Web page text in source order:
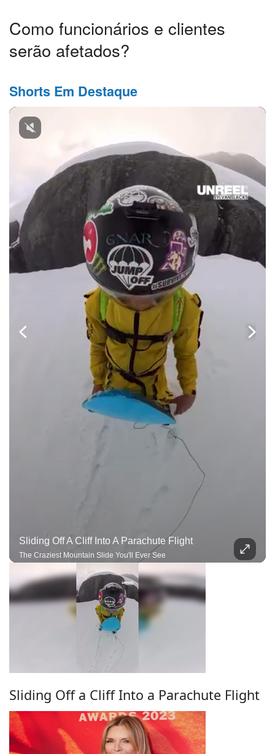
Como funcionários e clientes
serão afetados?
Shorts Em Destaque
Sliding Off A Cliff Into A Parachute Flight
The Craziest Mountain Slide You'll Ever See
Sliding Off a Cliff Into a Parachute Flight